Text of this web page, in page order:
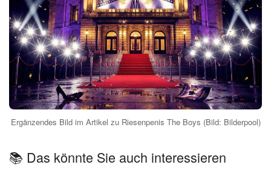
Ergänzendes Bild im Artikel zu Riesenpenis The Boys (Bild: Bilderpool)
📚 Das könnte Sie auch interessieren